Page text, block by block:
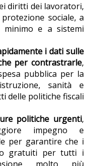
diritti dei lavoratori,
sociale, a
minimo e a sistemi
i dati sulle
per contrastrarle,
pubblica per la
sanità e
delle politiche fiscali
politiche urgenti,
impegno e
per garantire che i
gratuiti per tutti i